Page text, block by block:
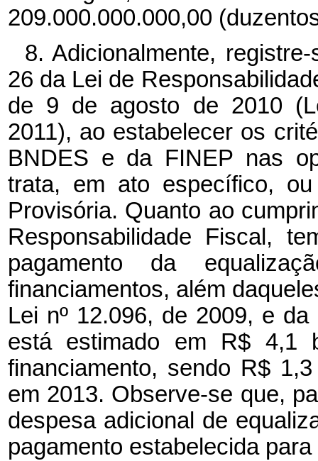
209.000.000.000,00
8. Adicionalmente,
26 da Lei de
de 9 de agosto de 2010
2011), ao estabelecer os
BNDES e da FINEP nas
trata, em ato específico,
Provisória. Quanto ao
Responsabilidade Fiscal,
pagamento da
financiamentos, além
Lei nº 12.096, de 2009, e
está estimado em R$ 4,1
financiamento, sendo R$
em 2013. Observe-se que,
despesa adicional de
pagamento estabelecida